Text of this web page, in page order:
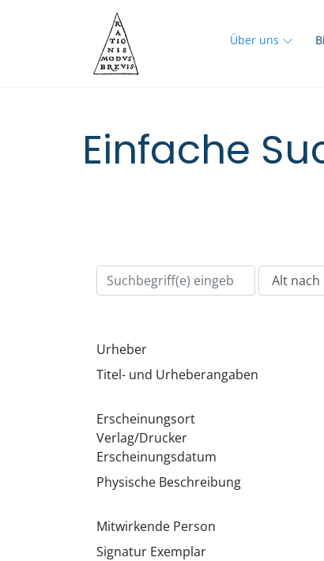
Über uns
Einfache
Urheber
Titel- und Urheberangaben
Erscheinungsort
Verlag/Drucker
Erscheinungsdatum
Physische Beschreibung
Mitwirkende Person
Signatur Exemplar